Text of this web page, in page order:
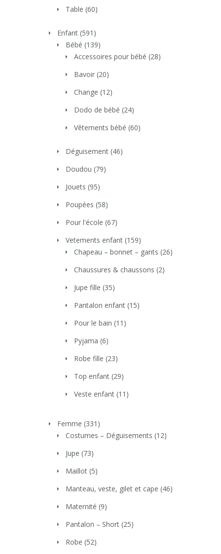
Table (60)
Enfant (591)
Bébé (139)
Accessoires pour bébé (28)
Bavoir (20)
Change (12)
Dodo de bébé (24)
Vêtements bébé (60)
Déguisement (46)
Doudou (79)
Jouets (95)
Poupées (58)
Pour l'école (67)
Vetements enfant (159)
Chapeau – bonnet – gants (26)
Chaussures & chaussons (2)
Jupe fille (35)
Pantalon enfant (15)
Pour le bain (11)
Pyjama (6)
Robe fille (23)
Top enfant (29)
Veste enfant (11)
Femme (331)
Costumes – Déguisements (12)
Jupe (73)
Maillot (5)
Manteau, veste, gilet et cape (46)
Maternité (9)
Pantalon – Short (25)
Robe (52)